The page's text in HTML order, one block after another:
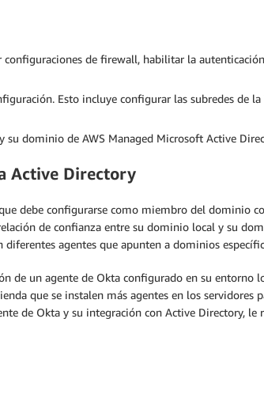
configuraciones de firewall, habilitar la
Esto incluye configurar las subredes de
dominio de AWS Managed Microsoft Active
Active Directory
debe configurarse como miembro del dominio
de confianza entre su dominio local y su
agentes que apunten a dominios
de un agente de Okta configurado en su entorno
que se instalen más agentes en los servidores
de Okta y su integración con Active Directory, le